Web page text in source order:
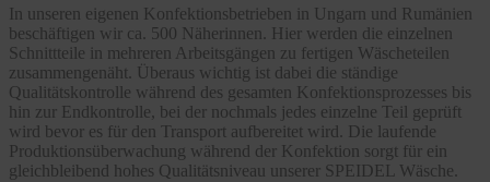
In unseren eigenen Konfektionsbetrieben in Ungarn und Rumänien
beschäftigen wir ca. 500 Näherinnen. Hier werden die einzelnen
Schnittteile in mehreren Arbeitsgängen zu fertigen Wäscheteilen
zusammengenäht. Überaus wichtig ist dabei die ständige
Qualitätskontrolle während des gesamten Konfektionsprozesses bis
hin zur Endkontrolle, bei der nochmals jedes einzelne Teil geprüft
wird bevor es für den Transport aufbereitet wird. Die laufende
Produktionsüberwachung während der Konfektion sorgt für ein
gleichbleibend hohes Qualitätsniveau unserer SPEIDEL Wäsche.